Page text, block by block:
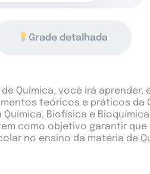
Grade detalhada
Química, você irá aprender,
teóricos e práticos da
Biofísica e
como objetivo garantir que
no ensino da matéria de